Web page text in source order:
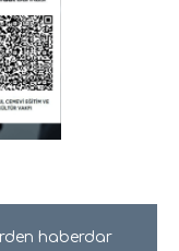
haberdar